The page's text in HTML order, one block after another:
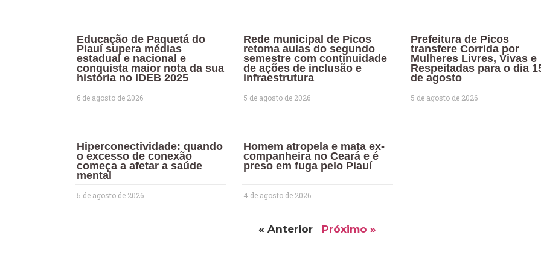
Educação de Paquetá do
Piauí supera médias
estadual e nacional e
conquista maior nota da sua
história no IDEB 2025
6 de agosto de 2026
Rede municipal de Picos
retoma aulas do segundo
semestre com continuidade
de ações de inclusão e
infraestrutura
5 de agosto de 2026
Prefeitura de Picos
transfere Corrida por
Mulheres Livres, Vivas e
Respeitadas para o dia
de agosto
5 de agosto de 2026
Hiperconectividade: quando
o excesso de conexão
começa a afetar a saúde
mental
5 de agosto de 2026
Homem atropela e mata ex-
companheira no Ceará e é
preso em fuga pelo Piauí
4 de agosto de 2026
« Anterior Próximo »